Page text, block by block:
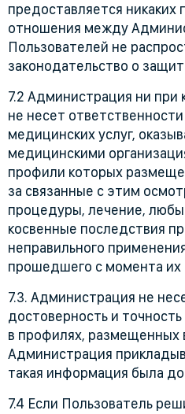
предоставляется никаких
отношения между
Пользователей не
законодательство о
7.2 Администрация ни при
не несет ответственности
медицинских услуг,
медицинскими
профили которых
за связанные с этим
процедуры, лечение,
косвенные последствия
неправильного
прошедшего с момента их
7.3. Администрация не
достоверность и
в профилях, размещенных
Администрация
такая информация была
7.4 Если Пользователь